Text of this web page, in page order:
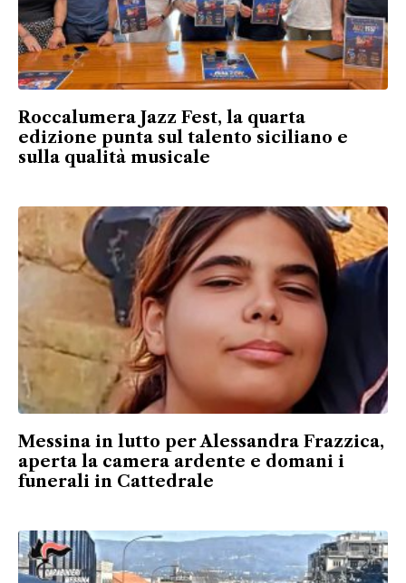
Roccalumera Jazz Fest, la quarta
edizione punta sul talento siciliano e
sulla qualità musicale
Messina in lutto per Alessandra Frazzica,
aperta la camera ardente e domani i
funerali in Cattedrale